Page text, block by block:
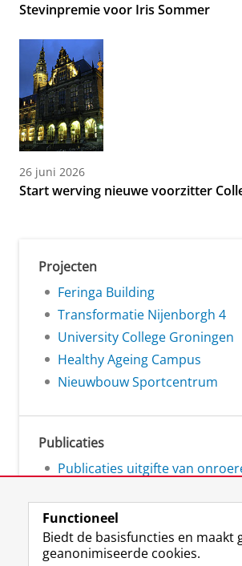
Stevinpremie voor Iris Sommer
26 juni 2026
Start werving nieuwe voorzitter
Projecten
Feringa Building
Transformatie Nijenborgh 4
University College Groningen
Healthy Ageing Campus
Nieuwbouw Sportcentrum
Publicaties
Publicaties uitgifte van
Functioneel
Biedt de basisfuncties en maakt
geanonimiseerde cookies.